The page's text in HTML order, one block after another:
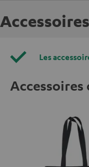
Accessoires
Les